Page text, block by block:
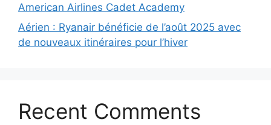
American Airlines Cadet Academy
Aérien : Ryanair bénéficie de l’août 2025 avec
de nouveaux itinéraires pour l’hiver
Recent Comments